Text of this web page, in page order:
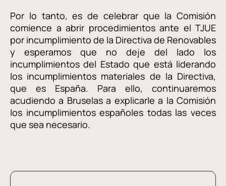
Por lo tanto, es de celebrar que la Comisión
comience a abrir procedimientos ante el TJUE
por incumplimiento de la Directiva de Renovables
y esperamos que no deje del lado los
incumplimientos del Estado que está liderando
los incumplimientos materiales de la Directiva,
que es España. Para ello, continuaremos
acudiendo a Bruselas a explicarle a la Comisión
los incumplimientos españoles todas las veces
que sea necesario.